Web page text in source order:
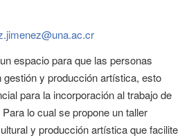
espacio para que las personas
y producción artística, esto
para la incorporación al trabajo de
lo cual se propone un taller
y producción artística que facilite